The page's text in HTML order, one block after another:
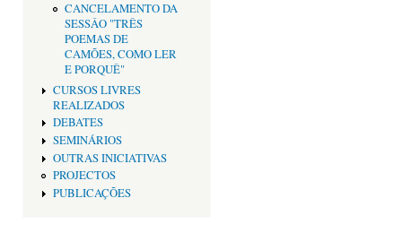
CANCELAMENTO DA
SESSÂO "TRÊS
POEMAS DE
CAMÕES, COMO LER
E PORQUÊ"
CURSOS LIVRES
REALIZADOS
DEBATES
SEMINÁRIOS
OUTRAS INICIATIVAS
PROJECTOS
PUBLICAÇÕES